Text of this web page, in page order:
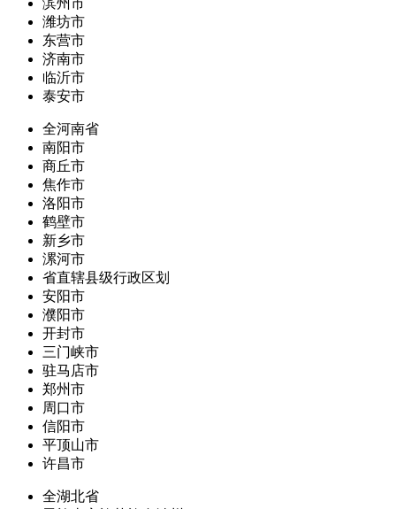
滨州市
潍坊市
东营市
济南市
临沂市
泰安市
全河南省
南阳市
商丘市
焦作市
洛阳市
鹤壁市
新乡市
漯河市
省直辖县级行政区划
安阳市
濮阳市
开封市
三门峡市
驻马店市
郑州市
周口市
信阳市
平顶山市
许昌市
全湖北省